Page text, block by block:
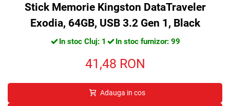
Stick Memorie Kingston DataTraveler
Exodia, 64GB, USB 3.2 Gen 1, Black
In stoc Cluj: 1 In stoc furnizor: 99
41,48 RON
Adauga in cos